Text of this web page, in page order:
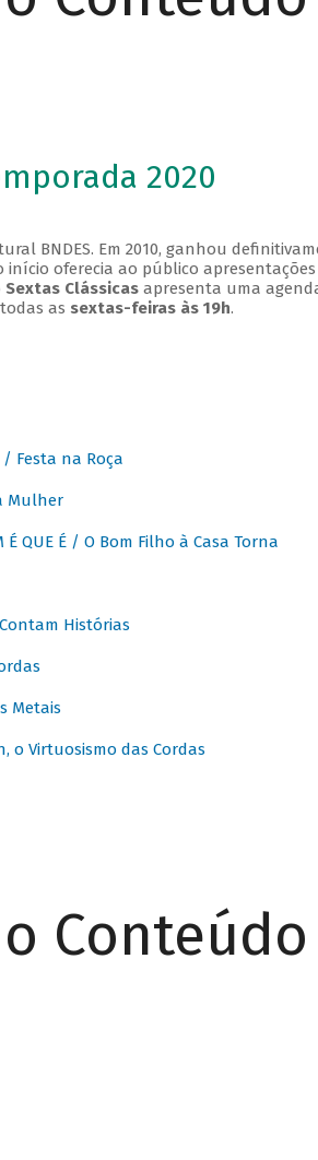
2020
BNDES. Em 2010, ganhou
início oferecia ao público
Sextas Clássicasapresenta uma
as sextas-feiras às 19h.
/ Festa na Roça
Mulher
É QUE É / O Bom Filho à Casa Torna
Contam Histórias
Metais
o Virtuosismo das Cordas